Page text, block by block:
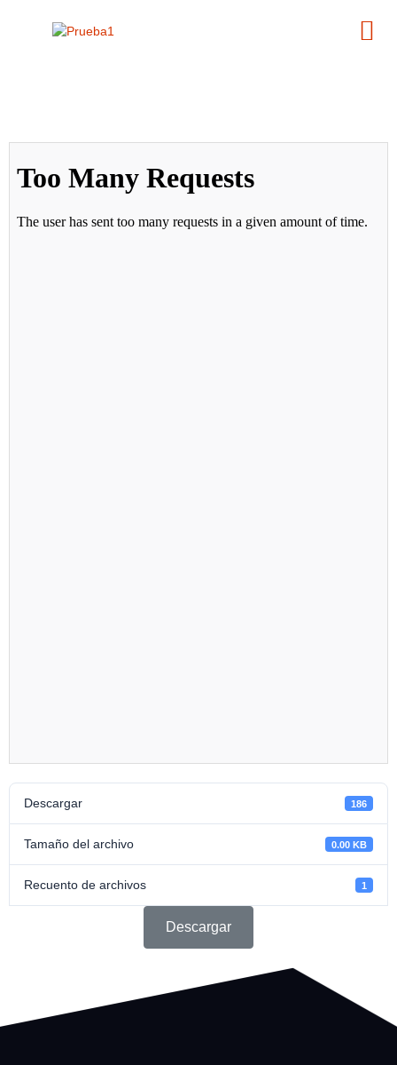
Descargar 186
Tamaño del archivo 0.00 KB
Recuento de archivos 1
Descargar